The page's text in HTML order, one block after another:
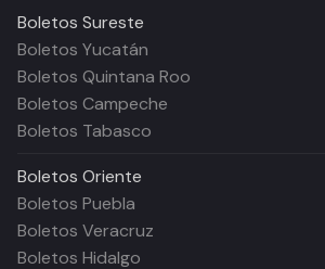
Boletos Sureste
Boletos Yucatán
Boletos Quintana Roo
Boletos Campeche
Boletos Tabasco
Boletos Oriente
Boletos Puebla
Boletos Veracruz
Boletos Hidalgo